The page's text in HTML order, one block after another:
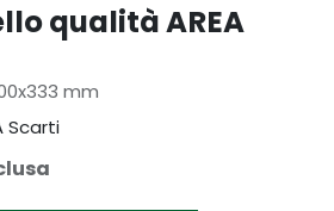
qualità AREA
mm
Scarti